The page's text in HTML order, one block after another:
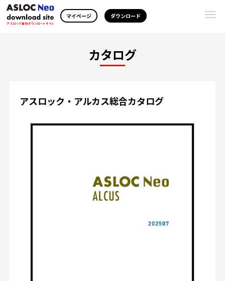
マイページ ダウンロード
カタログ
アスロック・アルカス総合カタログ